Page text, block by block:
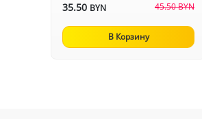
35.50 BYN 45.50 BYN
В Корзину